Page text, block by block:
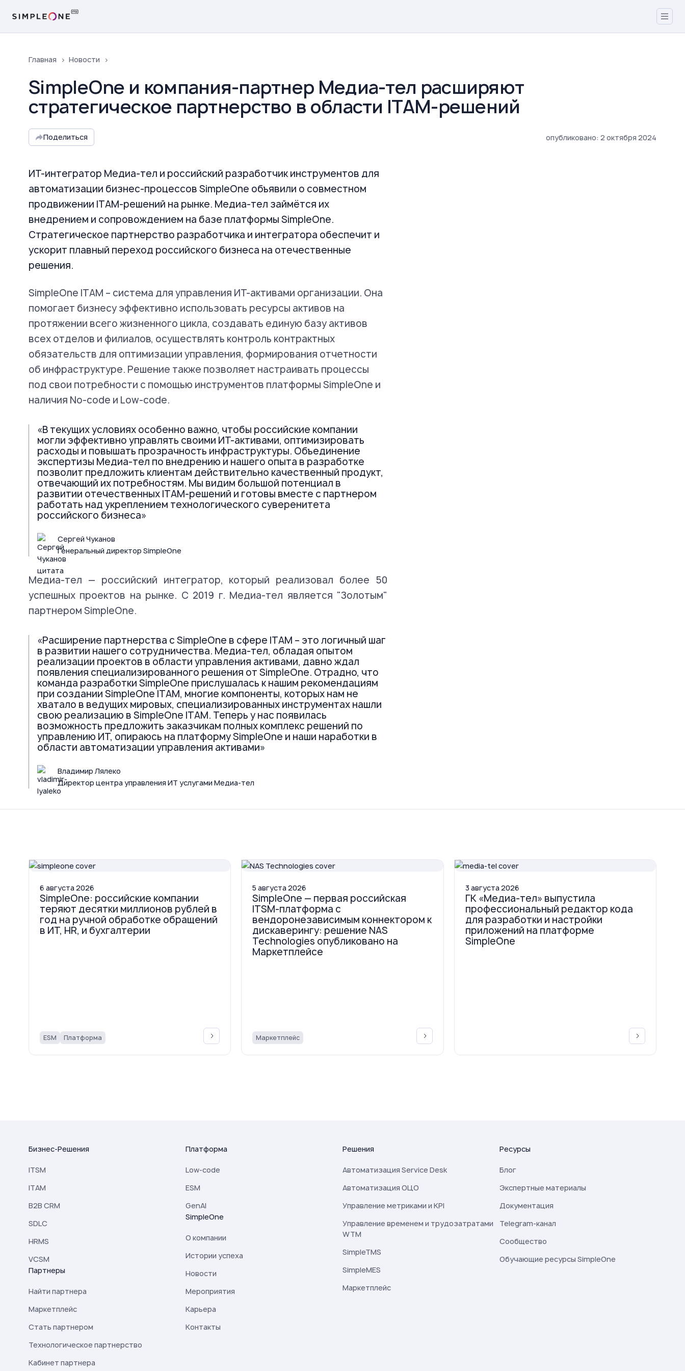
Главная Новости
SimpleOne и компания-партнер Медиа-тел расширяют
стратегическое партнерство в области ITAM-решений
Поделиться опубликовано: 2 октября 2024
ИТ-интегратор Медиа-тел и российский разработчик инструментов для
автоматизации бизнес-процессов SimpleOne объявили о совместном
продвижении ITAM-решений на рынке. Медиа-тел займётся их
внедрением и сопровождением на базе платформы SimpleOne.
Стратегическое партнерство разработчика и интегратора обеспечит и
ускорит плавный переход российского бизнеса на отечественные
решения.
SimpleOne ITAM – система для управления ИТ-активами организации. Она
помогает бизнесу эффективно использовать ресурсы активов на
протяжении всего жизненного цикла, создавать единую базу активов
всех отделов и филиалов, осуществлять контроль контрактных
обязательств для оптимизации управления, формирования отчетности
об инфраструктуре. Решение также позволяет настраивать процессы
под свои потребности с помощью инструментов платформы SimpleOne и
наличия No-code и Low-code.
«В текущих условиях особенно важно, чтобы российские компании
могли эффективно управлять своими ИТ-активами, оптимизировать
расходы и повышать прозрачность инфраструктуры. Объединение
экспертизы Медиа-тел по внедрению и нашего опыта в разработке
позволит предложить клиентам действительно качественный продукт,
отвечающий их потребностям. Мы видим большой потенциал в
развитии отечественных ITAM-решений и готовы вместе с партнером
работать над укреплением технологического суверенитета
российского бизнеса»
Сергей Чуканов
Генеральный директор SimpleOne
Медиа-тел — российский интегратор, который реализовал более 50
успешных проектов на рынке. С 2019 г. Медиа-тел является "Золотым"
партнером SimpleOne.
«Расширение партнерства с SimpleOne в сфере ITAM – это логичный шаг
в развитии нашего сотрудничества. Медиа-тел, обладая опытом
реализации проектов в области управления активами, давно ждал
появления специализированного решения от SimpleOne. Отрадно, что
команда разработки SimpleOne прислушалась к нашим рекомендациям
при создании SimpleOne ITAM, многие компоненты, которых нам не
хватало в ведущих мировых, специализированных инструментах нашли
свою реализацию в SimpleOne ITAM. Теперь у нас появилась
возможность предложить заказчикам полных комплекс решений по
управлению ИТ, опираюсь на платформу SimpleOne и наши наработки в
области автоматизации управления активами»
Владимир Лялеко
Директор центра управления ИТ услугами Медиа-тел
6 августа 2026
SimpleOne: российские компании
теряют десятки миллионов рублей в
год на ручной обработке обращений
в ИТ, HR, и бухгалтерии
ESM Платформа
5 августа 2026
SimpleOne — первая российская
ITSM-платформа с
вендоронезависимым коннектором к
дискаверингу: решение NAS
Technologies опубликовано на
Маркетплейсе
Маркетплейс
3 августа 2026
ГК «Медиа-тел» выпустила
профессиональный редактор кода
для разработки и настройки
приложений на платформе
SimpleOne
Бизнес-Решения
ITSM
ITAM
B2B CRM
SDLC
HRMS
VCSM
Партнеры
Найти партнера
Маркетплейс
Стать партнером
Технологическое партнерство
Кабинет партнера
Платформа
Low-code
ESM
GenAI
SimpleOne
О компании
Истории успеха
Новости
Мероприятия
Карьера
Контакты
Решения
Автоматизация Service Desk
Автоматизация ОЦО
Управление метриками и KPI
Управление временем и трудозатратами
WTM
SimpleTMS
SimpleMES
Маркетплейс
Ресурсы
Блог
Экспертные материалы
Документация
Telegram-канал
Сообщество
Обучающие ресурсы SimpleOne